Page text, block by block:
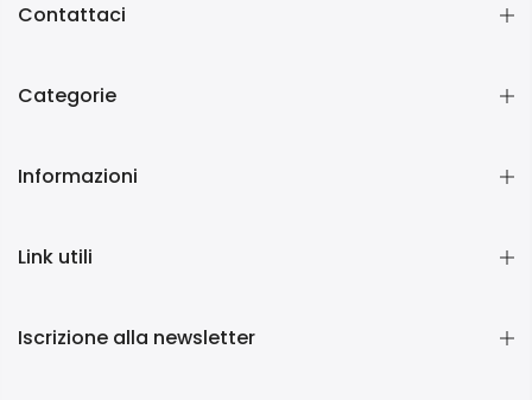
Contattaci
Categorie
Informazioni
Link utili
Iscrizione alla newsletter